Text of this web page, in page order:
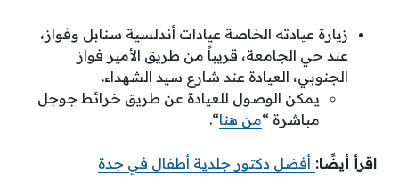
زيارة عيادته الخاصة عيادات أندلسية سنابل وفواز،
عند حي الجامعة، قريباً من طريق الأمير فواز
الجنوبي، العيادة عند شارع سيد الشهداء.
يمكن الوصول للعيادة عن طريق خرائط جوجل
مباشرة “من هنا“.
اقرأ أيضًا: أفضل دكتور جلدية أطفال في جدة